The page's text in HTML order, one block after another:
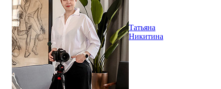
Татьяна
Никитина